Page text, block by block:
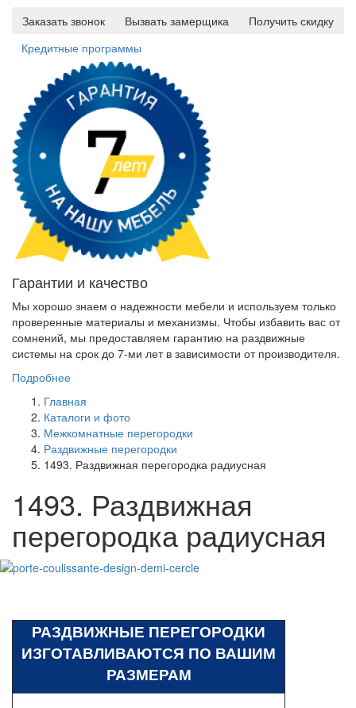
Заказать звонок
Вызвать замерщика
Получить скидку
Кредитные программы
Гарантии и качество
Мы хорошо знаем о надежности мебели и используем только
проверенные материалы и механизмы. Чтобы избавить вас от
сомнений, мы предоставляем гарантию на раздвижные
системы на срок до 7-ми лет в зависимости от производителя.
Подробнее
Главная
Каталоги и фото
Межкомнатные перегородки
Раздвижные перегородки
1493. Раздвижная перегородка радиусная
1493. Раздвижная
перегородка радиусная
РАЗДВИЖНЫЕ ПЕРЕГОРОДКИ
ИЗГОТАВЛИВАЮТСЯ ПО ВАШИМ
РАЗМЕРАМ